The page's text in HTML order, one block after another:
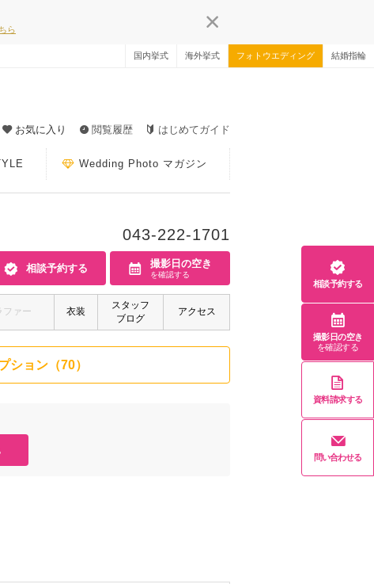
ら
国内挙式 海外挙式 フォトウエディング 結婚指輪
お気に入り 閲覧履歴 はじめてガイド
Wedding Photo マガジン
043-222-1701
相談予約する 撮影日の空き
を確認する
ファー 衣装
スタッフ
ブログ
アクセス
ション（70）
相談予約する
撮影日の空き
を確認する
資料請求する
問い合わせる